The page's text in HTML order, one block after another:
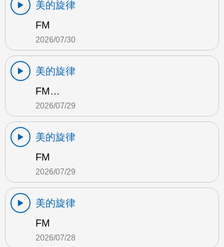
美的旋律
FM
2026/07/30
美的旋律
FM…
2026/07/29
美的旋律
FM
2026/07/29
美的旋律
FM
2026/07/28